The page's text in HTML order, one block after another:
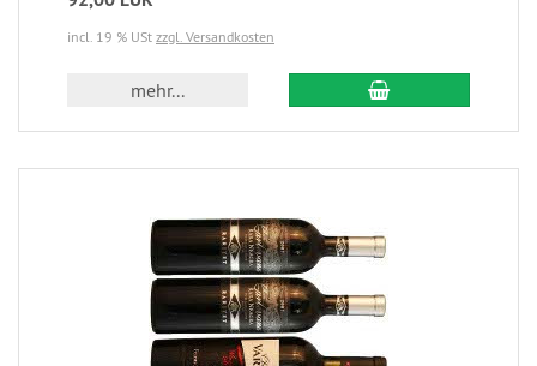
incl. 19 % USt zzgl. Versandkosten
mehr...